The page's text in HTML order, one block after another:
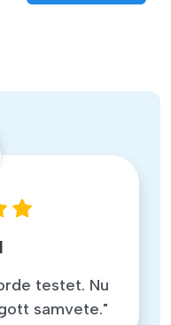
testet. Nu
samvete."